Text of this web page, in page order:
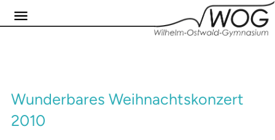
Wunderbares Weihnachtskonzert
2010